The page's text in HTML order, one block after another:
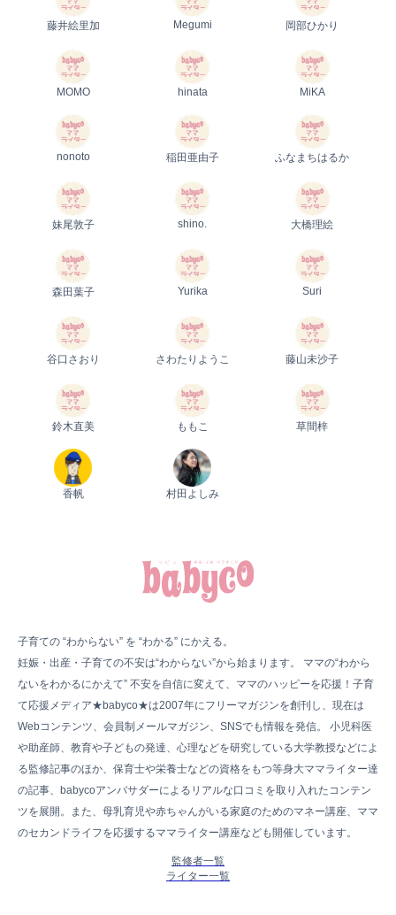
藤井絵里加 Megumi 岡部ひかり
MOMO hinata MiKA
nonoto 稲田亜由子 ふなまちはるか
妹尾敦子 shino. 大橋理絵
森田葉子 Yurika Suri
谷口さおり さわたりようこ 藤山未沙子
鈴木直美 ももこ 草間梓
香帆 村田よしみ
子育ての “わからない” を “わかる” にかえる。
妊娠・出産・子育ての不安は“わからない”から始まります。 ママの“わから
ないをわかるにかえて” 不安を自信に変えて、ママのハッピーを応援！子育
て応援メディア★babyco★は2007年にフリーマガジンを創刊し、現在は
Webコンテンツ、会員制メールマガジン、SNSでも情報を発信。 小児科医
や助産師、教育や子どもの発達、心理などを研究している大学教授などによ
る監修記事のほか、保育士や栄養士などの資格をもつ等身大ママライター達
の記事、babycoアンバサダーによるリアルな口コミを取り入れたコンテン
ツを展開。また、母乳育児や赤ちゃんがいる家庭のためのマネー講座、ママ
のセカンドライフを応援するママライター講座なども開催しています。
監修者一覧
ライター一覧